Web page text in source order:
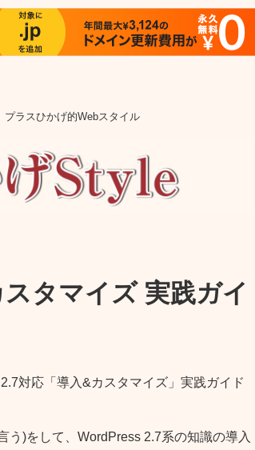
ラスひかげ的Webスタイル
タマイズ 実践ガイ
対応「導入&カスタマイズ」実践ガイド
う)をして、WordPress 2.7系の知識の導入